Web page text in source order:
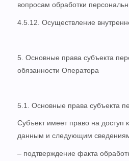
вопросам обработки
4.5.12. Осуществление
5. Основные права субъекта
обязанности Оператора
5.1. Основные права субъекта
Субъект имеет право на доступ
данным и следующим
– подтверждение факта